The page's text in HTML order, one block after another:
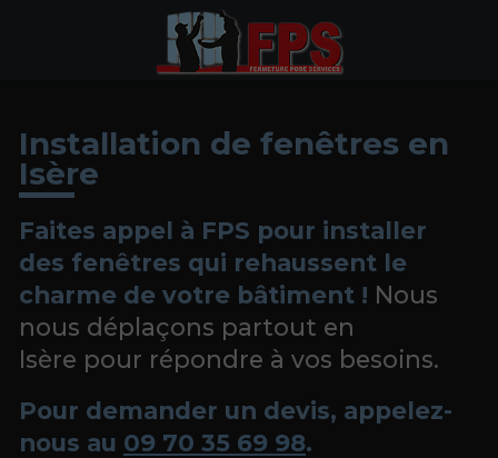
Installation de fenêtres en
Isère
Faites appel à FPS pour installer
des fenêtres qui rehaussent le
charme de votre bâtiment ! Nous
nous déplaçons partout en
Isère pour répondre à vos besoins.
Pour demander un devis, appelez-
nous au 09 70 35 69 98.